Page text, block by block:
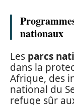
nationaux
Les parcs
dans la
Afrique, des
national du
refuge sûr